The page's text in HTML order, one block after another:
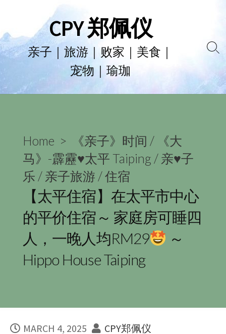
to
content
CPY 郑佩仪
亲子｜旅游｜败家｜美食｜
宠物｜瑜珈
Home > 《亲子》时间 /
《大
马》-霹靂♥太平 Taiping / 亲♥子
乐 / 亲子旅游 /住宿
【太平住宿】在太平市中心
的平价住宿～ 家庭房可睡四
人，一晚人均RM29
～
Hippo House Taiping
PUBLISHED
MARCH 4, 2025 AUTHOR
CPY郑佩仪